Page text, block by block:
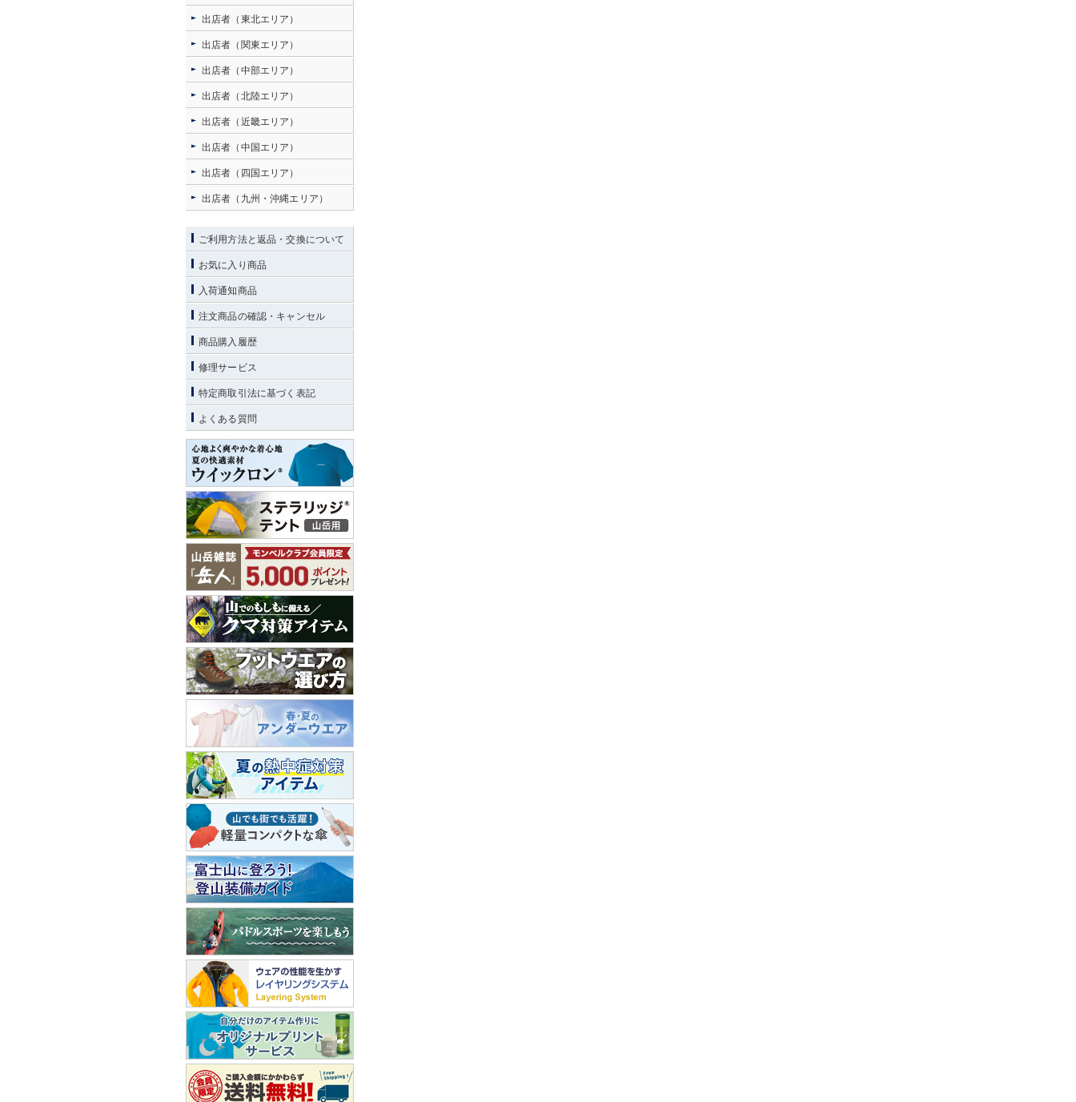
出店者（東北エリア）
出店者（関東エリア）
出店者（中部エリア）
出店者（北陸エリア）
出店者（近畿エリア）
出店者（中国エリア）
出店者（四国エリア）
出店者（九州・沖縄エリア）
ご利用方法と返品・交換について
お気に入り商品
入荷通知商品
注文商品の確認・キャンセル
商品購入履歴
修理サービス
特定商取引法に基づく表記
よくある質問